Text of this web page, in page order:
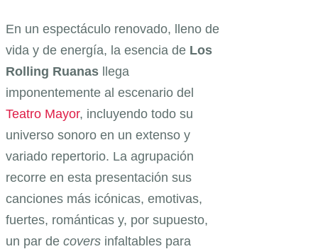
En un espectáculo renovado, lleno de
vida y de energía, la esencia de Los
Rolling Ruanas llega
imponentemente al escenario del
Teatro Mayor, incluyendo todo su
universo sonoro en un extenso y
variado repertorio. La agrupación
recorre en esta presentación sus
canciones más icónicas, emotivas,
fuertes, románticas y, por supuesto,
un par de covers infaltables para